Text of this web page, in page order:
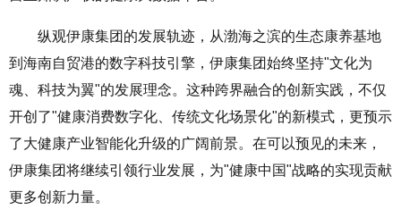
纵观伊康集团的发展轨迹，从渤海之滨的生态康养基地
到海南自贸港的数字科技引擎，伊康集团始终坚持"文化为
魂、科技为翼"的发展理念。这种跨界融合的创新实践，不仅
开创了"健康消费数字化、传统文化场景化"的新模式，更预示
了大健康产业智能化升级的广阔前景。在可以预见的未来，
伊康集团将继续引领行业发展，为"健康中国"战略的实现贡献
更多创新力量。